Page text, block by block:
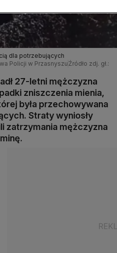
dla potrzebujących
Policji w Przasnyszu Źródło zdj. gł.:
27-letni mężczyzna
zniszczenia mienia,
była przechowywana
Straty wyniosły
zatrzymania mężczyzna